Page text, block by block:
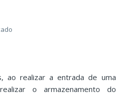
ao realizar a entrada de uma
o armazenamento do